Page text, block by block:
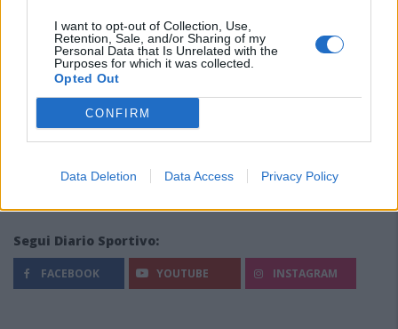
I want to opt-out of Collection, Use,
Retention, Sale, and/or Sharing of my
Personal Data that Is Unrelated with the
Purposes for which it was collected.
Opted Out
CONFIRM
Data Deletion Data Access Privacy Policy
Segui Diario Sportivo:
FACEBOOK YOUTUBE INSTAGRAM